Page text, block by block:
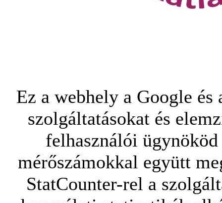
Ez a webhely a Google
szolgáltatásokat és
felhasználói
mérőszámokkal együtt
StatCounter-rel a